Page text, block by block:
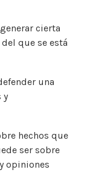
cierta
que se está
una
y
hechos que
ser sobre
opiniones